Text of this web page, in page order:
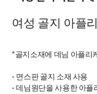
여성 골지 아플
*골지소재에 데님 아플리
- 면스판 골지 소재 사용
- 데님원단을 사용한 아플